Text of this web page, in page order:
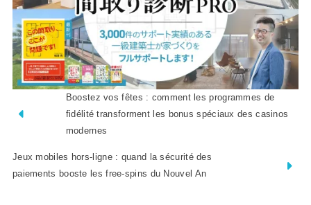
Boostez vos fêtes : comment les programmes de
fidélité transforment les bonus spéciaux des casinos
modernes
Jeux mobiles hors‑ligne : quand la sécurité des
paiements booste les free‑spins du Nouvel An